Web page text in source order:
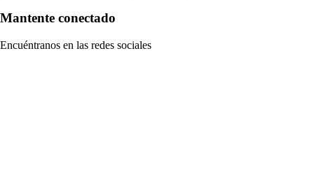
Mantente conectado
Encuéntranos en las redes sociales